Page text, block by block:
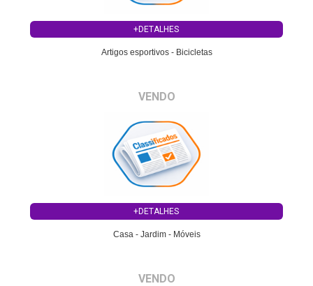
+DETALHES
Artigos esportivos - Bicicletas
VENDO
+DETALHES
Casa - Jardim - Móveis
VENDO